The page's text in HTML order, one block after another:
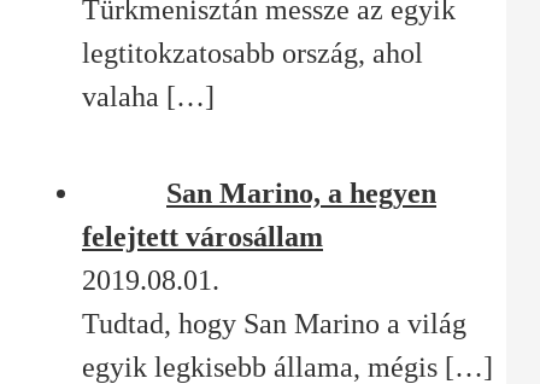
Türkmenisztán messze az egyik
legtitokzatosabb ország, ahol
valaha […]
San Marino, a hegyen
felejtett városállam
2019.08.01.
Tudtad, hogy San Marino a világ
egyik legkisebb állama, mégis […]